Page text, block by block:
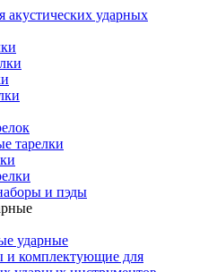
акустических ударных
тарелки
и пэды
ударные
и комплектующие для